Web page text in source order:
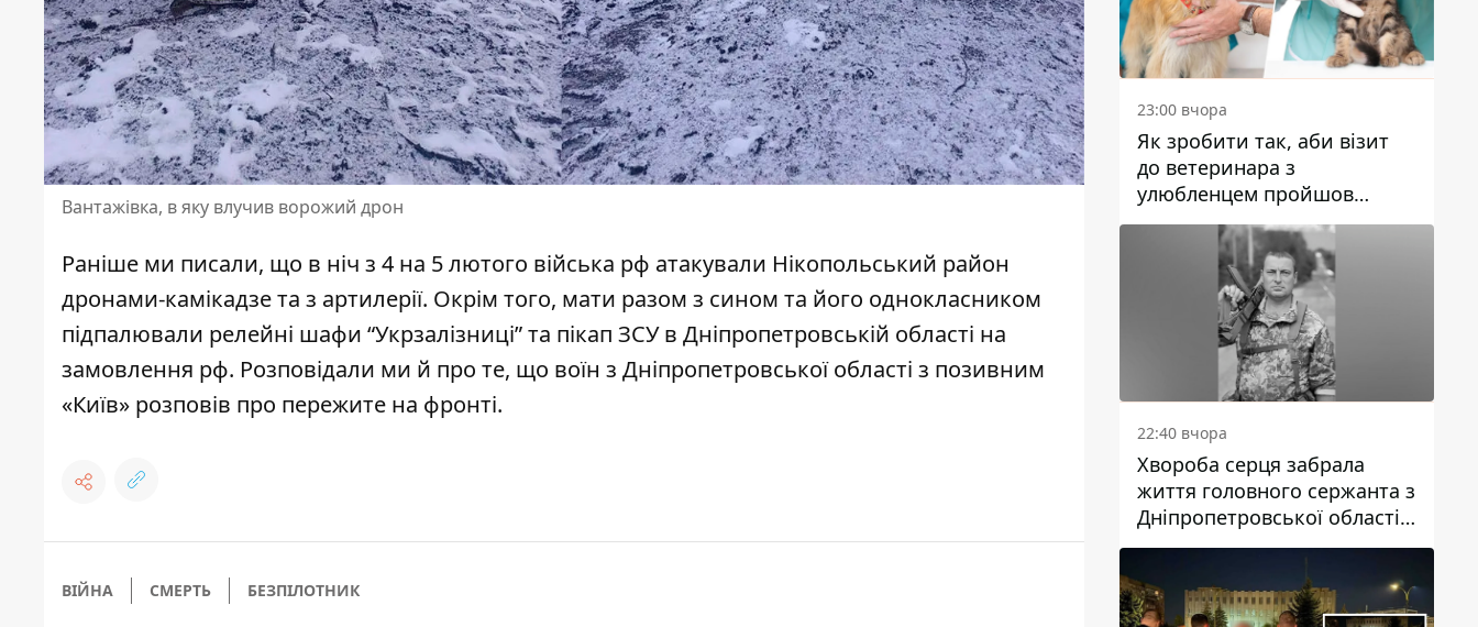
Вантажівка, в яку влучив ворожий дрон
Раніше ми писали, що в ніч з 4 на 5 лютого війська рф атакували Нікопольський район
дронами-камікадзе та з артилерії. Окрім того, мати разом з сином та його однокласником
підпалювали релейні шафи “Укрзалізниці” та пікап ЗСУв Дніпропетровській області на
замовлення рф. Розповідали ми й про те, що воїн з Дніпропетровської області з позивним
«Київ» розповів про пережите на фронті.
ВІЙНА СМЕРТЬ БЕЗПІЛОТНИК
23:00 вчора
Як зробити так, аби візит
до ветеринара з
улюбленцем пройшов
спокійно: прості поради
22:40 вчора
Хвороба серця забрала
життя головного сержанта з
Дніпропетровської області
Юрія Свистуна